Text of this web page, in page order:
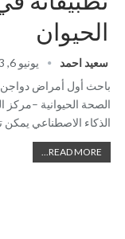
الحيوان
سعيد احمد
يونيو 6, 2023
باحث أول أمراض
الصحة الحيوانية –مركز
الذكاء الاصطناعي
READ MORE...